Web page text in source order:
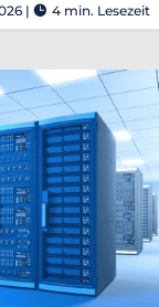
|  4 min. Lesezeit